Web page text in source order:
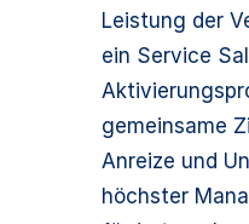
Leistung der
ein Service
gemeinsame
Anreize und
höchster